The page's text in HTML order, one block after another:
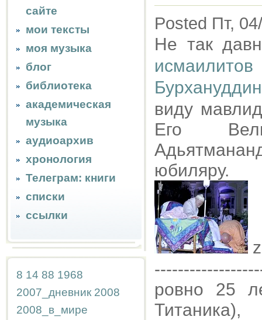
сайте
мои тексты
моя музыка
блог
библиотека
академическая
музыка
аудиоархив
хронология
Телеграм: книги
списки
ссылки
8 14 88 1968
2007_дневник 2008
2008_в_мире
Posted Пт,
Не так
виду
Его
юбиляру.
ровно 25